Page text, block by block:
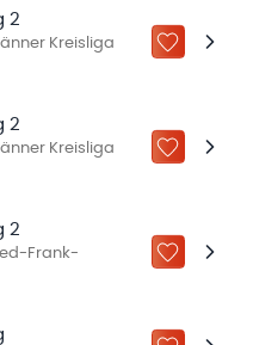
2
Kreisliga
ZU „MEINE
2
Kreisliga
ZU „MEINE
2
Frank-
ZU „MEINE